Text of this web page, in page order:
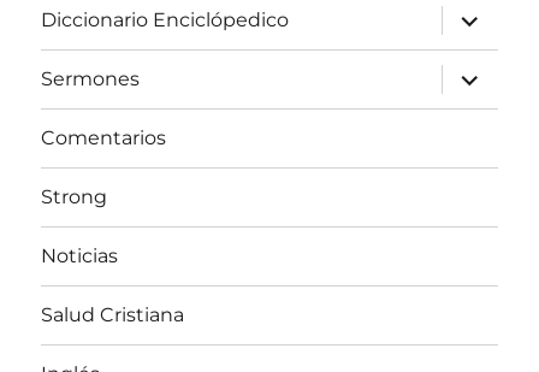
Diccionario Enciclópedico
expandir
el
menú
inferior
Sermones
expandir
el
menú
Comentarios
Strong
Noticias
Salud Cristiana